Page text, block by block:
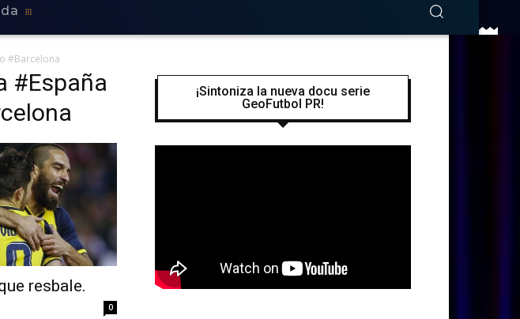
#Barcelona
#España
resbale.
0
¡Sintoniza la nueva docu serie
GeoFutbol PR!